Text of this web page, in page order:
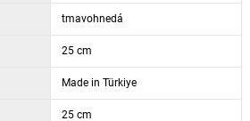
tmavohnedá
25 cm
Made in Türkiye
25 cm